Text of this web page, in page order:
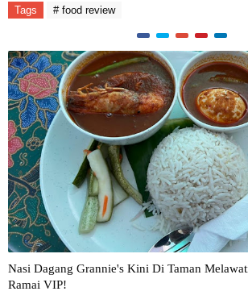
Tags # food review
Nasi Dagang Grannie's Kini Di Taman
Ramai VIP!